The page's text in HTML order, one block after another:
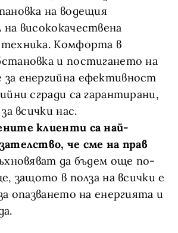
на водещия
висококачествена
Комфорта в
и постигането на
енергийна ефективност
сгради са гарантирани,
всички нас.
клиенти са най-
че сме на прав
да бъдем още по-
защото в полза на всички е
опазването на енергията и